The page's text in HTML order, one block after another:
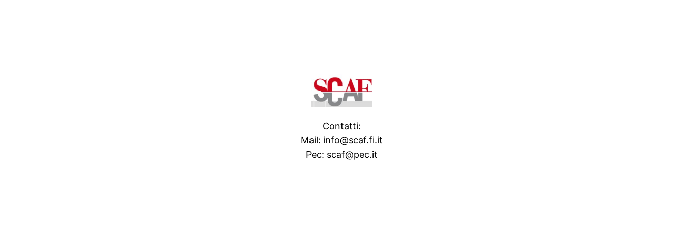
Contatti:
Mail: info@scaf.fi.it
Pec: scaf@pec.it